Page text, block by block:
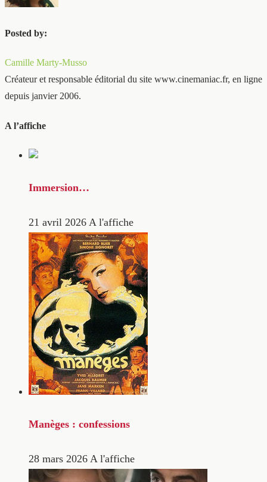
Posted by:
Camille Marty-Musso
Créateur et responsable éditorial du site www.cinemaniac.fr, en ligne
depuis janvier 2006.
A l’affiche
Immersion…
21 avril 2026 A l'affiche
Manèges : confessions
28 mars 2026 A l'affiche